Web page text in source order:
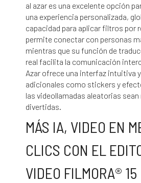
al azar es una excelente opción
una experiencia personalizada,
capacidad para aplicar filtros por
permite conectar con personas
mientras que su función de
real facilita la comunicación
Azar ofrece una interfaz intuitiva
adicionales como stickers y
las videollamadas aleatorias
divertidas.
MÁS IA, VIDEO EN
CLICS CON EL
VIDEO FILMORA® 15